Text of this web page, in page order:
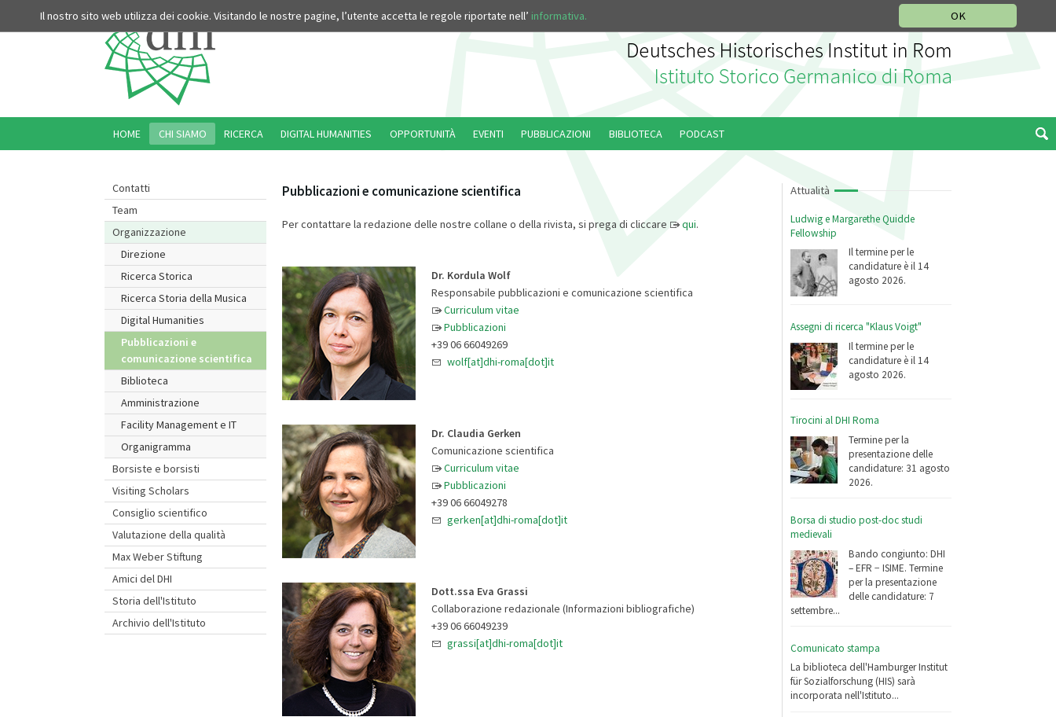
OK
Il nostro sito web utilizza dei cookie. Visitando le nostre pagine, l’utente accetta le regole riportate nell’ informativa.
Contatti
Team
Organizzazione
Direzione
Ricerca Storica
Ricerca Storia della Musica
Digital Humanities
Pubblicazioni e
comunicazione scientifica
Biblioteca
Amministrazione
Facility Management e IT
Organigramma
Borsiste e borsisti
Visiting Scholars
Consiglio scientifico
Valutazione della qualità
Max Weber Stiftung
Amici del DHI
Storia dell'Istituto
Archivio dell'Istituto
Attualità
Ludwig e Margarethe Quidde
Fellowship
Il termine per le
candidature è il 14
agosto 2026.
Assegni di ricerca "Klaus Voigt"
Il termine per le
candidature è il 14
agosto 2026.
Tirocini al DHI Roma
Termine per la
presentazione delle
candidature: 31 agosto
2026.
Borsa di studio post-doc studi
medievali
Bando congiunto: DHI
– EFR − ISIME. Termine
per la presentazione
delle candidature: 7
settembre...
Comunicato stampa
La biblioteca dell'Hamburger Institut
für Sozialforschung (HIS) sarà
incorporata nell'Istituto...
Pubblicazioni e comunicazione scientifica
Per contattare la redazione delle nostre collane o della rivista, si prega di cliccare qui.
Dr. Kordula Wolf
Responsabile pubblicazioni e comunicazione scientifica
Curriculum vitae
Pubblicazioni
+39 06 66049269
wolf[at]dhi-roma[dot]it
Dr. Claudia Gerken
Comunicazione scientifica
Curriculum vitae
Pubblicazioni
+39 06 66049278
gerken[at]dhi-roma[dot]it
Dott.ssa Eva Grassi
Collaborazione redazionale (Informazioni bibliografiche)
+39 06 66049239
grassi[at]dhi-roma[dot]it
HOME CHI SIAMO RICERCA DIGITAL HUMANITIES OPPORTUNITÀ EVENTI PUBBLICAZIONI BIBLIOTECA PODCAST